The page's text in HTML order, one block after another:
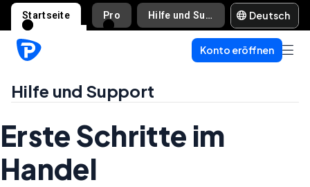
Startseite Pro Hilfe und Support Deutsch
Konto eröffnen
Hilfe und Support
Erste Schritte im
Handel